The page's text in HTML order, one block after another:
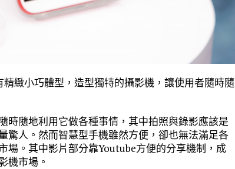
緻小巧體型，造型獨特的攝影機，讓使用者隨時隨
時隨地利用它做各種事情，其中拍照與錄影應該是
驚人。然而智慧型手機雖然方便，卻也無法滿足各
場。其中影片部分靠Youtube方便的分享機制，成
機市場。